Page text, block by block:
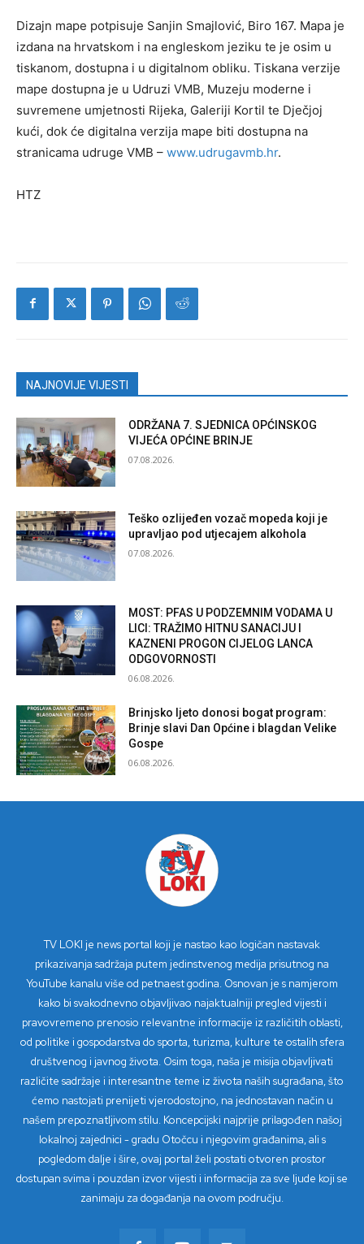
Dizajn mape potpisuje Sanjin Smajlović, Biro 167. Mapa je
izdana na hrvatskom i na engleskom jeziku te je osim u
tiskanom, dostupna i u digitalnom obliku. Tiskana verzije
mape dostupna je u Udruzi VMB, Muzeju moderne i
suvremene umjetnosti Rijeka, Galeriji Kortil te Dječjoj
kući, dok će digitalna verzija mape biti dostupna na
stranicama udruge VMB – www.udrugavmb.hr.
HTZ
NAJNOVIJE VIJESTI
ODRŽANA 7. SJEDNICA OPĆINSKOG
VIJEĆA OPĆINE BRINJE
07.08.2026.
Teško ozlijeđen vozač mopeda koji je
upravljao pod utjecajem alkohola
07.08.2026.
MOST: PFAS U PODZEMNIM VODAMA U
LICI: TRAŽIMO HITNU SANACIJU I
KAZNENI PROGON CIJELOG LANCA
ODGOVORNOSTI
06.08.2026.
Brinjsko ljeto donosi bogat program:
Brinje slavi Dan Općine i blagdan Velike
Gospe
06.08.2026.
TV LOKI je news portal koji je nastao kao logičan nastavak
prikazivanja sadržaja putem jedinstvenog medija prisutnog na
YouTube kanalu više od petnaest godina. Osnovan je s namjerom
kako bi svakodnevno objavljivao najaktualniji pregled vijesti i
pravovremeno prenosio relevantne informacije iz različitih oblasti,
od politike i gospodarstva do sporta, turizma, kulture te ostalih sfera
društvenog i javnog života. Osim toga, naša je misija objavljivati
različite sadržaje i interesantne teme iz života naših sugrađana, što
ćemo nastojati prenijeti vjerodostojno, na jednostavan način u
našem prepoznatljivom stilu. Koncepcijski najprije prilagođen našoj
lokalnoj zajednici - gradu Otočcu i njegovim građanima, ali s
pogledom dalje i šire, ovaj portal želi postati otvoren prostor
dostupan svima i pouzdan izvor vijesti i informacija za sve ljude koji se
zanimaju za događanja na ovom području.